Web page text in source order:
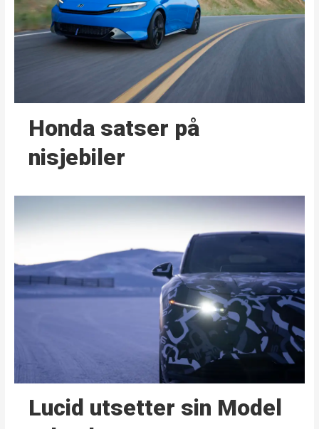
Honda satser på
nisjebiler
Lucid utsetter sin Model